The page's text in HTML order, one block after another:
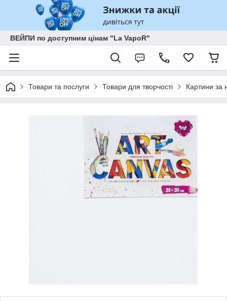
ВЕЙПИ по доступним цінам "La VapoR"
Товари та послуги Товари для творчості Картини за